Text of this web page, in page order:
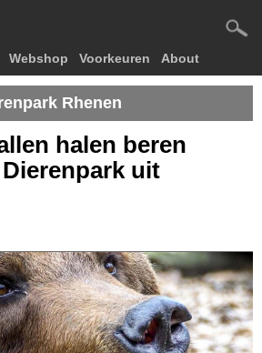
Webshop Voorkeuren About
Rhenen
halen beren
uit